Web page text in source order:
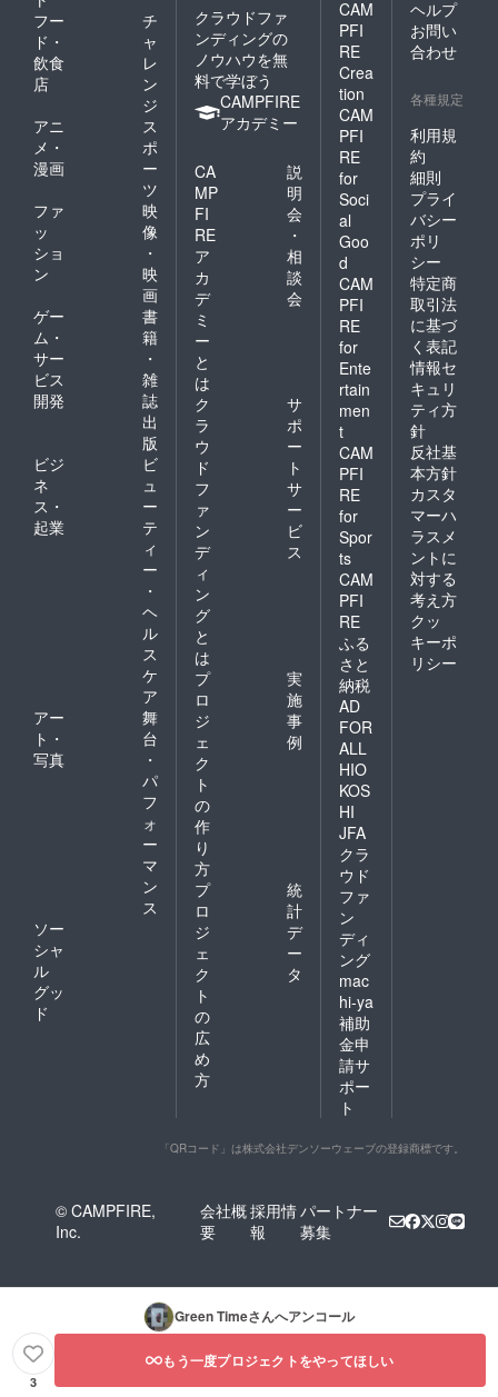
フー
ド・
飲食
店
チ
ャ
レ
ン
ジ
アニ
メ・
漫画
ス
ポ
ー
ツ
ファ
ッ
ショ
ン
映
像
・
映
画
ゲー
ム・
サー
ビス
開発
書
籍
・
雑
誌
出
版
ビジ
ネ
ス・
起業
ビ
ュ
ー
テ
ィ
ー
・
ヘ
ル
ス
ケ
ア
アー
ト・
写真
舞
台
・
パ
フ
ォ
ー
マ
ン
ス
ソー
シャ
ル
グッ
ド
クラウドファ
ンディングの
ノウハウを無
料で学ぼう
CAMPFIRE
アカデミー
CA
MP
FI
RE
ア
カ
デ
ミ
ー
と
は
説
明
会
・
相
談
会
ク
ラ
ウ
ド
フ
ァ
ン
デ
ィ
ン
グ
と
は
サ
ポ
ー
ト
サ
ー
ビ
ス
プ
ロ
ジ
ェ
ク
ト
の
作
り
方
実
施
事
例
プ
ロ
ジ
ェ
ク
ト
の
広
め
方
統
計
デ
ー
タ
CAM
PFI
RE
Crea
tion
CAM
PFI
RE
for
Soci
al
Goo
d
CAM
PFI
RE
for
Ente
rtain
men
t
CAM
PFI
RE
for
Spor
ts
CAM
PFI
RE
ふる
さと
納税
AD
FOR
ALL
HIO
KOS
HI
JFA
クラ
ウド
ファ
ン
ディ
ング
mac
hi-ya
補助
金申
請サ
ポー
ト
ヘルプ
お問い
合わせ
各種規定
利用規
約
細則
プライ
バシー
ポリ
シー
特定商
取引法
に基づ
く表記
情報セ
キュリ
ティ方
針
反社基
本方針
カスタ
マーハ
ラスメ
ントに
対する
考え方
クッ
キーポ
リシー
「QRコード」は株式会社デンソーウェーブの登録商標です。
© CAMPFIRE,
Inc.
会社概
要
採用情
報
パートナー
募集
Green Timeさんへアンコール
3
もう一度プロジェクトをやってほしい